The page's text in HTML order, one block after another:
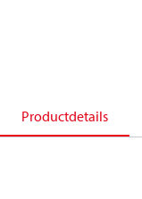
Productdetails